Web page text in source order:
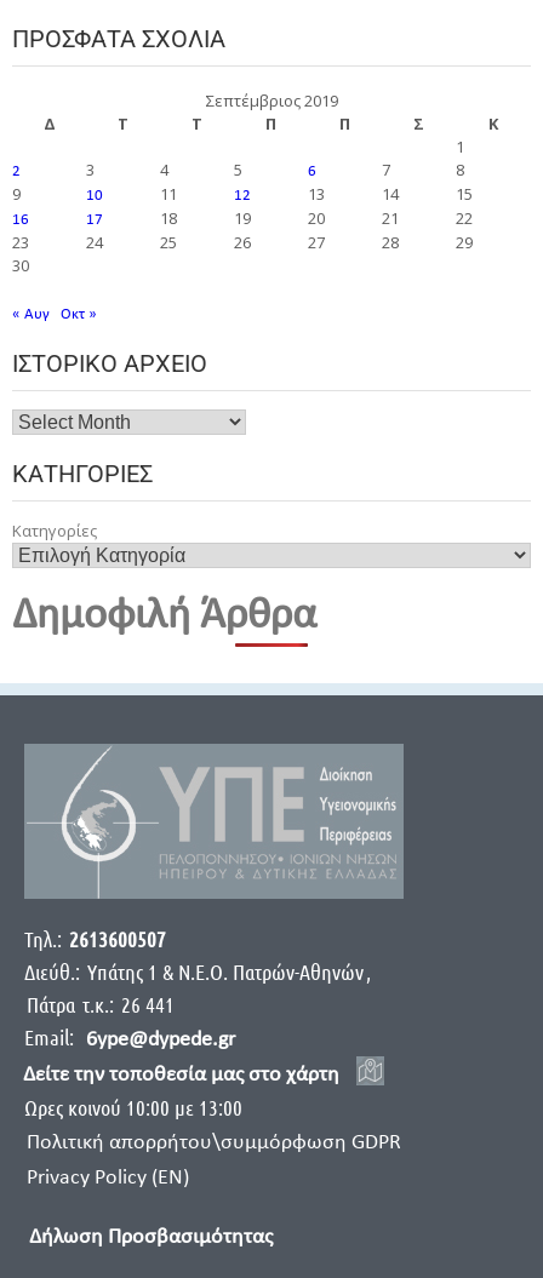
ΠΡΌΣΦΑΤΑ ΣΧΌΛΙΑ
Σεπτέμβριος 2019
Δ
Τ Τ Π Π Σ
Κ
1
2 3 4 5 6 7
8
9
10 11 12 13 14 15
16 17 18 19 20 21
22
23
24 25 26 27 28
29
30
« Αυγ Οκτ »
ΙΣΤΟΡΙΚΌ ΑΡΧΕΊΟ
ΚΑΤΗΓΟΡΊΕΣ
Κατηγορίες
Δημοφιλή Άρθρα
Τηλ.: 2613600507
Διεύθ.: Yπάτης 1 & Ν.Ε.Ο. Πατρών-Αθηνών,
Πάτρα τ.κ.: 26 441
Email:
6ype@dypede.gr
Δείτε την τοποθεσία μας στο χάρτη
Ωρες κοινού 10:00 με 13:00
Πολιτική απορρήτου\συμμόρφωση GDPR
Privacy Policy (EN)
Δήλωση Προσβασιμότητας